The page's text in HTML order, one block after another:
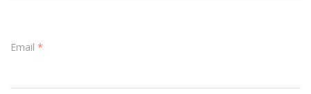
Email *